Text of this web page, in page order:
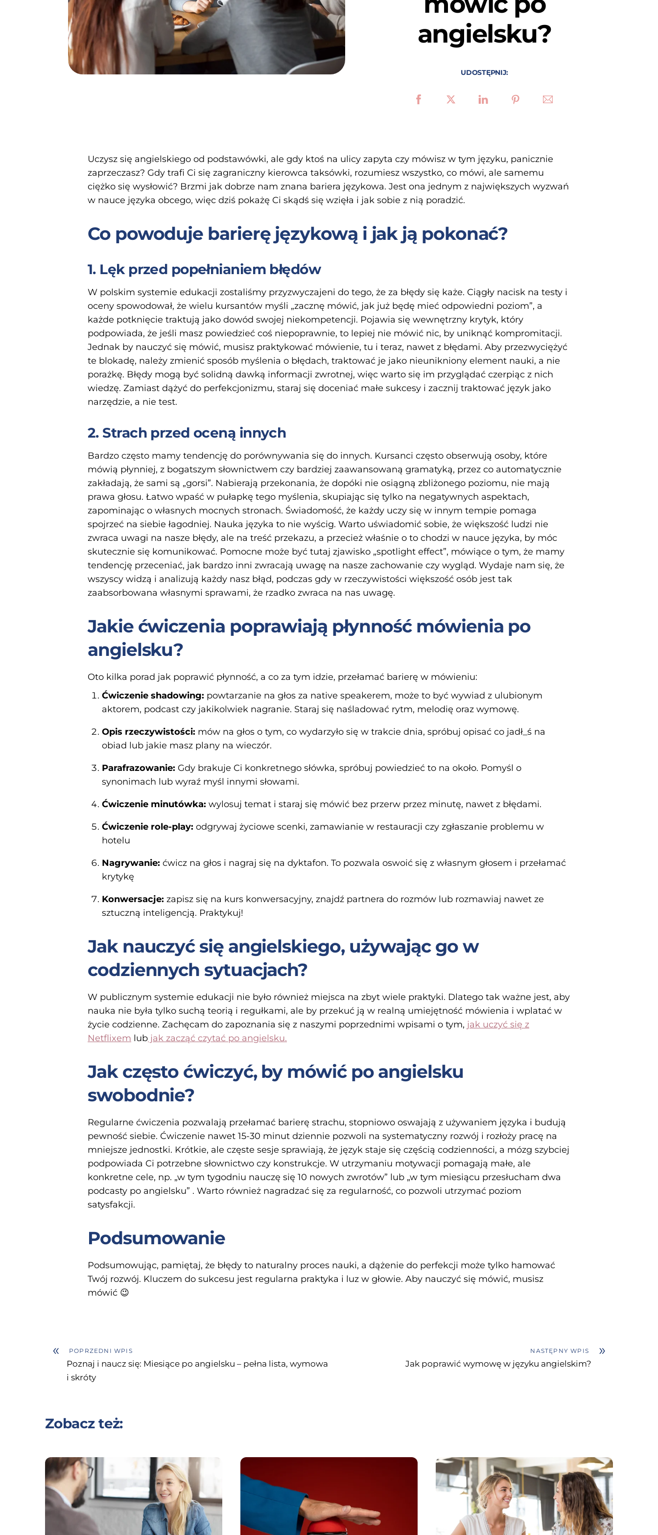
angielsku?
UDOSTĘPNIJ:
Uczysz się angielskiego od podstawówki, ale gdy ktoś na ulicy zapyta czy mówisz w tym języku, panicznie
zaprzeczasz? Gdy trafi Ci się zagraniczny kierowca taksówki, rozumiesz wszystko, co mówi, ale samemu
ciężko się wysłowić? Brzmi jak dobrze nam znana bariera językowa. Jest ona jednym z największych wyzwań
w nauce języka obcego, więc dziś pokażę Ci skądś się wzięła i jak sobie z nią poradzić.
Co powoduje barierę językową i jak ją pokonać?
1. Lęk przed popełnianiem błędów
W polskim systemie edukacji zostaliśmy przyzwyczajeni do tego, że za błędy się każe. Ciągły nacisk na testy i
oceny spowodował, że wielu kursantów myśli „zacznę mówić, jak już będę mieć odpowiedni poziom”, a
każde potknięcie traktują jako dowód swojej niekompetencji. Pojawia się wewnętrzny krytyk, który
podpowiada, że jeśli masz powiedzieć coś niepoprawnie, to lepiej nie mówić nic, by uniknąć kompromitacji.
Jednak by nauczyć się mówić, musisz praktykować mówienie, tu i teraz, nawet z błędami. Aby przezwyciężyć
te blokadę, należy zmienić sposób myślenia o błędach, traktować je jako nieunikniony element nauki, a nie
porażkę. Błędy mogą być solidną dawką informacji zwrotnej, więc warto się im przyglądać czerpiąc z nich
wiedzę. Zamiast dążyć do perfekcjonizmu, staraj się doceniać małe sukcesy i zacznij traktować język jako
narzędzie, a nie test.
2. Strach przed oceną innych
Bardzo często mamy tendencję do porównywania się do innych. Kursanci często obserwują osoby, które
mówią płynniej, z bogatszym słownictwem czy bardziej zaawansowaną gramatyką, przez co automatycznie
zakładają, że sami są „gorsi”. Nabierają przekonania, że dopóki nie osiągną zbliżonego poziomu, nie mają
prawa głosu. Łatwo wpaść w pułapkę tego myślenia, skupiając się tylko na negatywnych aspektach,
zapominając o własnych mocnych stronach. Świadomość, że każdy uczy się w innym tempie pomaga
spojrzeć na siebie łagodniej. Nauka języka to nie wyścig. Warto uświadomić sobie, że większość ludzi nie
zwraca uwagi na nasze błędy, ale na treść przekazu, a przecież właśnie o to chodzi w nauce języka, by móc
skutecznie się komunikować. Pomocne może być tutaj zjawisko „spotlight effect”, mówiące o tym, że mamy
tendencję przeceniać, jak bardzo inni zwracają uwagę na nasze zachowanie czy wygląd. Wydaje nam się, że
wszyscy widzą i analizują każdy nasz błąd, podczas gdy w rzeczywistości większość osób jest tak
zaabsorbowana własnymi sprawami, że rzadko zwraca na nas uwagę.
Jakie ćwiczenia poprawiają płynność mówienia po
angielsku?
Oto kilka porad jak poprawić płynność, a co za tym idzie, przełamać barierę w mówieniu:
Ćwiczenie shadowing: powtarzanie na głos za native speakerem, może to być wywiad z ulubionym
aktorem, podcast czy jakikolwiek nagranie. Staraj się naśladować rytm, melodię oraz wymowę.
Opis rzeczywistości: mów na głos o tym, co wydarzyło się w trakcie dnia, spróbuj opisać co jadł_ś na
obiad lub jakie masz plany na wieczór.
Parafrazowanie: Gdy brakuje Ci konkretnego słówka, spróbuj powiedzieć to na około. Pomyśl o
synonimach lub wyraź myśl innymi słowami.
Ćwiczenie minutówka: wylosuj temat i staraj się mówić bez przerw przez minutę, nawet z błędami.
Ćwiczenie role-play: odgrywaj życiowe scenki, zamawianie w restauracji czy zgłaszanie problemu w
hotelu
Nagrywanie: ćwicz na głos i nagraj się na dyktafon. To pozwala oswoić się z własnym głosem i przełamać
krytykę
Konwersacje: zapisz się na kurs konwersacyjny, znajdź partnera do rozmów lub rozmawiaj nawet ze
sztuczną inteligencją. Praktykuj!
Jak nauczyć się angielskiego, używając go w
codziennych sytuacjach?
W publicznym systemie edukacji nie było również miejsca na zbyt wiele praktyki. Dlatego tak ważne jest, aby
nauka nie była tylko suchą teorią i regułkami, ale by przekuć ją w realną umiejętność mówienia i wplatać w
życie codzienne. Zachęcam do zapoznania się z naszymi poprzednimi wpisami o tym, jak uczyć się z
Netflixem lub jak zacząć czytać po angielsku.
Jak często ćwiczyć, by mówić po angielsku
swobodnie?
Regularne ćwiczenia pozwalają przełamać barierę strachu, stopniowo oswajają z używaniem języka i budują
pewność siebie. Ćwiczenie nawet 15-30 minut dziennie pozwoli na systematyczny rozwój i rozłoży pracę na
mniejsze jednostki. Krótkie, ale częste sesje sprawiają, że język staje się częścią codzienności, a mózg szybciej
podpowiada Ci potrzebne słownictwo czy konstrukcje. W utrzymaniu motywacji pomagają małe, ale
konkretne cele, np. „w tym tygodniu nauczę się 10 nowych zwrotów” lub „w tym miesiącu przesłucham dwa
podcasty po angielsku” . Warto również nagradzać się za regularność, co pozwoli utrzymać poziom
satysfakcji.
Podsumowanie
Podsumowując, pamiętaj, że błędy to naturalny proces nauki, a dążenie do perfekcji może tylko hamować
Twój rozwój. Kluczem do sukcesu jest regularna praktyka i luz w głowie. Aby nauczyć się mówić, musisz
mówić 😉
« POPRZEDNI WPIS
Poznaj i naucz się: Miesiące po angielsku – pełna lista, wymowa
i skróty
»
NASTĘPNY WPIS
Jak poprawić wymowę w języku angielskim?
Zobacz też: